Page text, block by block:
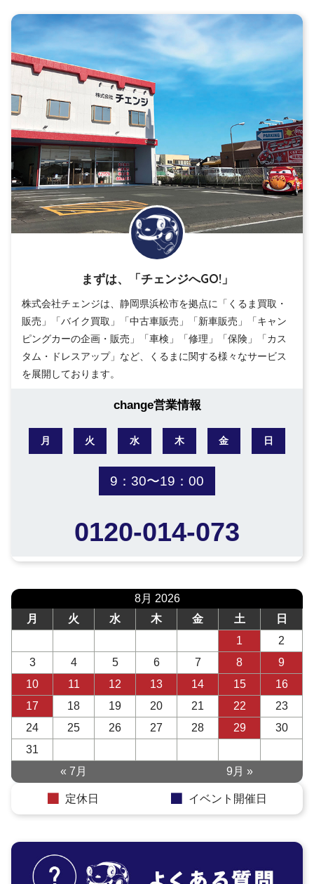
まずは、「チェンジへGO!」
株式会社チェンジは、静岡県浜松市を拠点に「くるま買取・
販売」「バイク買取」「中古車販売」「新車販売」「キャン
ピングカーの企画・販売」「車検」「修理」「保険」「カス
タム・ドレスアップ」など、くるまに関する様々なサービス
を展開しております。
change営業情報
月 火 水 木 金 日
9：30〜19：00
0120-014-073
8月 2026
月
火 水 木 金 土
日
1
2
3
4 5 6 7 8
9
10
11 12 13 14 15
16
17
18 19 20 21 22
23
24
25 26 27 28 29
30
31
« 7月
9月 »
定休日 イベント開催日